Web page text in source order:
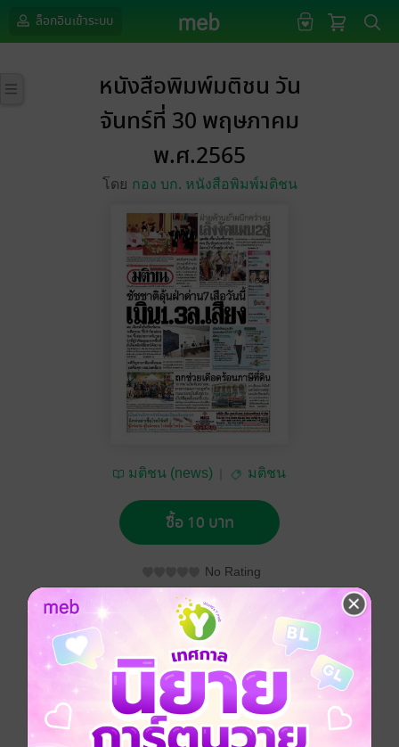
ล็อกอินเข้าระบบ
หนังสือพิมพ์มติชน วัน
จันทร์ที่ 30 พฤษภาคม
พ.ศ.2565
โดย กอง บก. หนังสือพิมพ์มติชน
มติชน (news) มติชน
ซื้อ 10 บาท
No Rating
อยากได้ ซื้อเป็นของขวัญ ติดตาม แชร์
หนังสือพิมพ์มติชน วันจันทร์ที่ 30 พฤษภาคม พ.ศ.2565